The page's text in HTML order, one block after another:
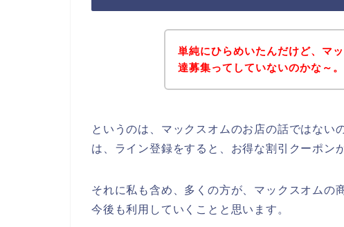
単純にひらめいたんだけど、マ
達募集ってしていないのかな～。
というのは、マックスオムのお店の話ではない
は、ライン登録をすると、お得な割引クーポン
それに私も含め、多くの方が、マックスオム
今後も利用していくことと思います。